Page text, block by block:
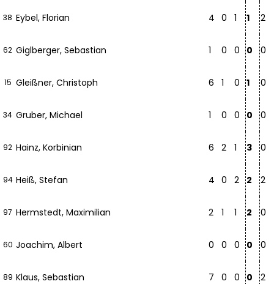
38 Eybel, Florian 4 0 1 1 2
62 Giglberger, Sebastian 1 0 0 0 0
15 Gleißner, Christoph 6 1 0 1 0
34 Gruber, Michael 1 0 0 0 0
92 Hainz, Korbinian 6 2 1 3 0
94 Heiß, Stefan 4 0 2 2 2
97 Hermstedt, Maximilian 2 1 1 2 0
60 Joachim, Albert 0 0 0 0 0
89 Klaus, Sebastian 7 0 0 0 2